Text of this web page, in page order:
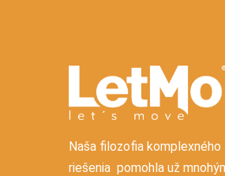
Naša filozofia komplexného
riešenia pomohla už